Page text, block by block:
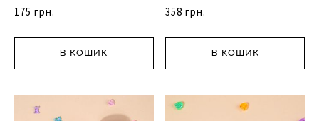
175 грн.
В КОШИК
358 грн.
В КОШИК